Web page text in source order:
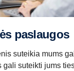
paslaugos
suteikia mums
gali suteikti jums